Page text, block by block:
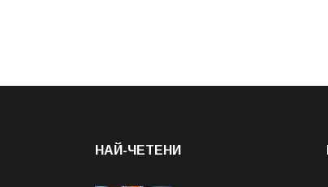
НАЙ-ЧЕТЕНИ